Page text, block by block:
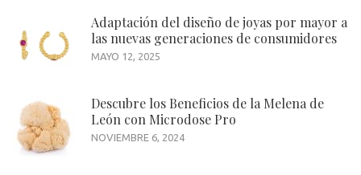
Adaptación del diseño de joyas por mayor a
las nuevas generaciones de consumidores
MAYO 12, 2025
Descubre los Beneficios de la Melena de
León con Microdose Pro
NOVIEMBRE 6, 2024